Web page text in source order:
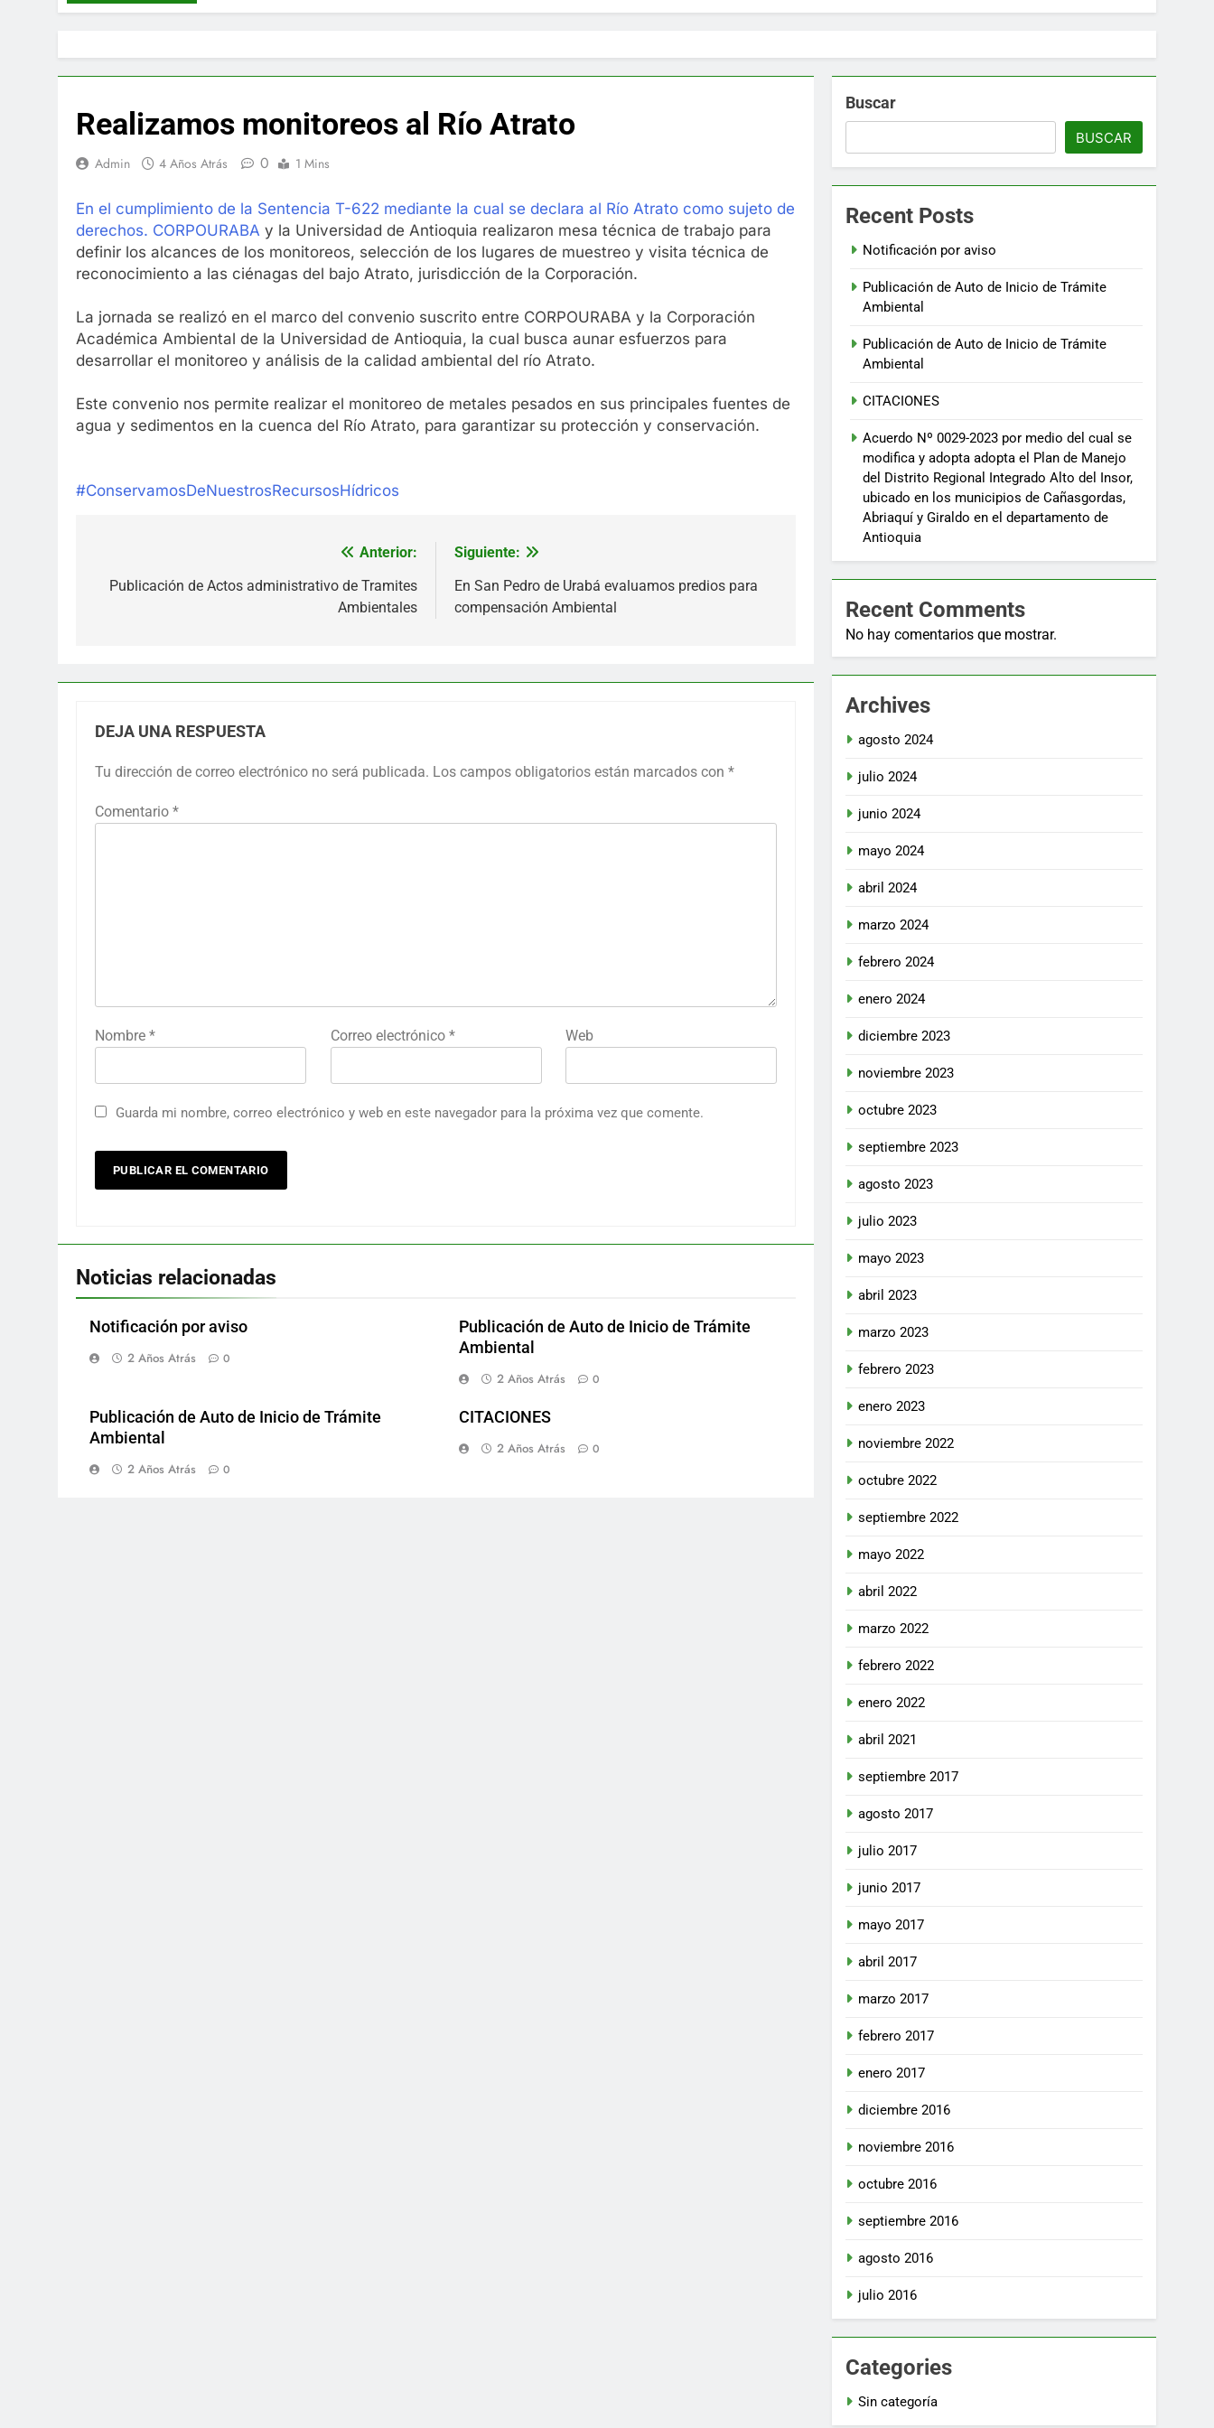
Realizamos monitoreos al Río Atrato
Admin 4 Años Atrás 0 1 Mins
En el cumplimiento de la Sentencia T-622 mediante la cual se declara al Río Atrato como sujeto de
derechos. CORPOURABA y la Universidad de Antioquia realizaron mesa técnica de trabajo para
definir los alcances de los monitoreos, selección de los lugares de muestreo y visita técnica de
reconocimiento a las ciénagas del bajo Atrato, jurisdicción de la Corporación.
La jornada se realizó en el marco del convenio suscrito entre CORPOURABA y la Corporación
Académica Ambiental de la Universidad de Antioquia, la cual busca aunar esfuerzos para
desarrollar el monitoreo y análisis de la calidad ambiental del río Atrato.
Este convenio nos permite realizar el monitoreo de metales pesados en sus principales fuentes de
agua y sedimentos en la cuenca del Río Atrato, para garantizar su protección y conservación.
#ConservamosDeNuestrosRecursosHídricos
de
Anterior:
Publicación de Actos administrativo de Tramites
Ambientales
Siguiente:
En San Pedro de Urabá evaluamos predios para
compensación Ambiental
DEJA UNA RESPUESTA
Tu dirección de correo electrónico no será publicada. Los campos obligatorios están marcados con *
Comentario *
Nombre * Correo electrónico * Web
Guarda mi nombre, correo electrónico y web en este navegador para la próxima vez que comente.
Noticias relacionadas
Notificación por aviso
2 Años Atrás 0
Publicación de Auto de Inicio de Trámite
Ambiental
2 Años Atrás 0
Publicación de Auto de Inicio de Trámite
Ambiental
2 Años Atrás 0
CITACIONES
2 Años Atrás 0
Buscar
BUSCAR
Recent Posts
Notificación por aviso
Publicación de Auto de Inicio de Trámite
Ambiental
Publicación de Auto de Inicio de Trámite
Ambiental
CITACIONES
Acuerdo Nº 0029-2023 por medio del cual se
modifica y adopta adopta el Plan de Manejo
del Distrito Regional Integrado Alto del Insor,
ubicado en los municipios de Cañasgordas,
Abriaquí y Giraldo en el departamento de
Antioquia
Recent Comments
No hay comentarios que mostrar.
Archives
agosto 2024
julio 2024
junio 2024
mayo 2024
abril 2024
marzo 2024
febrero 2024
enero 2024
diciembre 2023
noviembre 2023
octubre 2023
septiembre 2023
agosto 2023
julio 2023
mayo 2023
abril 2023
marzo 2023
febrero 2023
enero 2023
noviembre 2022
octubre 2022
septiembre 2022
mayo 2022
abril 2022
marzo 2022
febrero 2022
enero 2022
abril 2021
septiembre 2017
agosto 2017
julio 2017
junio 2017
mayo 2017
abril 2017
marzo 2017
febrero 2017
enero 2017
diciembre 2016
noviembre 2016
octubre 2016
septiembre 2016
agosto 2016
julio 2016
Categories
Sin categoría